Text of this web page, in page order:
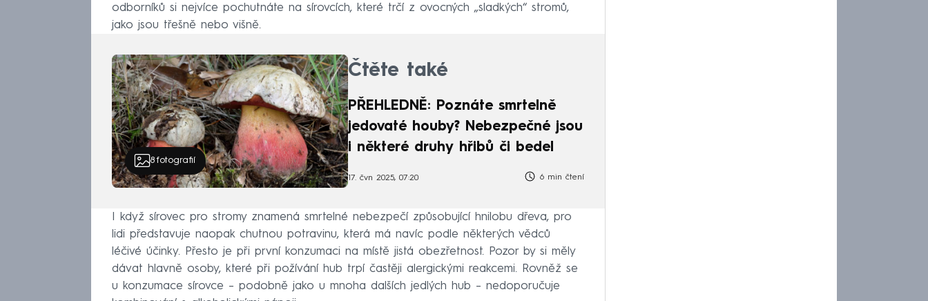
odborníků si nejvíce pochutnáte na sírovcích, které trčí z ovocných „sladkých“ stromů,
jako jsou třešně nebo višně.
8fotografií
Čtěte také
PŘEHLEDNĚ: Poznáte smrtelně
jedovaté houby? Nebezpečné jsou
i některé druhy hřibů či bedel
17. čvn 2025, 07:20 6 min čtení
I když sírovec pro stromy znamená smrtelné nebezpečí způsobující hnilobu dřeva, pro
lidi představuje naopak chutnou potravinu, která má navíc podle některých vědců
léčivé účinky. Přesto je při první konzumaci na místě jistá obezřetnost. Pozor by si měly
dávat hlavně osoby, které při požívání hub trpí častěji alergickými reakcemi. Rovněž se
u konzumace sírovce – podobně jako u mnoha dalších jedlých hub – nedoporučuje